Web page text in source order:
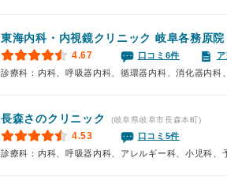
東海内科・内視鏡クリニック 岐阜各務原院
4.67 口コミ6件
長森さのクリニック (岐阜県岐阜市長森本町)
4.53
口コミ5件
診療科：内科、呼吸器内科、アレルギー科、小児科、